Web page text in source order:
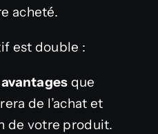
acheté.
est double :
avantages que
de l’achat et
de votre produit.